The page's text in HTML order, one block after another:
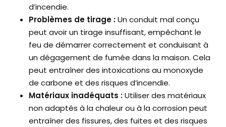
d’incendie.
Problèmes de tirage :Un conduit mal conçu
peut avoir un tirage insuffisant, empêchant le
feu de démarrer correctement et conduisant à
un dégagement de fumée dans la maison. Cela
peut entraîner des intoxications au monoxyde
de carbone et des risques d’incendie.
Matériaux inadéquats :Utiliser des matériaux
non adaptés à la chaleur ou à la corrosion peut
entraîner des fissures, des fuites et des risques